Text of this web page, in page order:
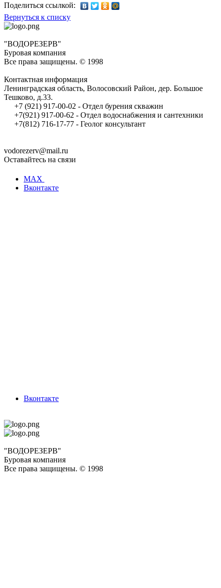
Поделиться ссылкой:
Вернуться к списку
"ВОДОРЕЗЕРВ"
Буровая компания
Все права защищены. © 1998
Контактная информация
Ленинградская область, Волосовский Район, дер. Большое
Тешково, д.33.
+7 (921) 917-00-02 - Отдел бурения скважин
+7(921) 917-00-62 - Отдел водоснабжения и сантехники
+7(812) 716-17-77 - Геолог консультант
vodorezerv@mail.ru
Оставайтесь на связи
MAX
Вконтакте
Вконтакте
"ВОДОРЕЗЕРВ"
Буровая компания
Все права защищены. © 1998